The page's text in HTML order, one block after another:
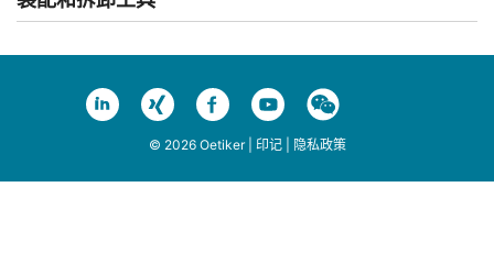
© 2026 Oetiker | 印记| 隐私政策